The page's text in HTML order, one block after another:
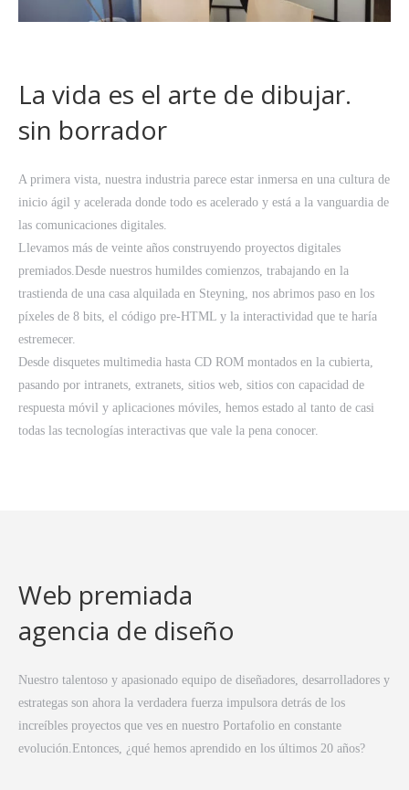
La vida es el arte de dibujar.
sin borrador
A primera vista, nuestra industria parece estar inmersa en una cultura de
inicio ágil y acelerada donde todo es acelerado y está a la vanguardia de
las comunicaciones digitales.
Llevamos más de veinte años construyendo proyectos digitales
premiados.Desde nuestros humildes comienzos, trabajando en la
trastienda de una casa alquilada en Steyning, nos abrimos paso en los
píxeles de 8 bits, el código pre-HTML y la interactividad que te haría
estremecer.
Desde disquetes multimedia hasta CD ROM montados en la cubierta,
pasando por intranets, extranets, sitios web, sitios con capacidad de
respuesta móvil y aplicaciones móviles, hemos estado al tanto de casi
todas las tecnologías interactivas que vale la pena conocer.
Web premiada
agencia de diseño
Nuestro talentoso y apasionado equipo de diseñadores, desarrolladores y
estrategas son ahora la verdadera fuerza impulsora detrás de los
increíbles proyectos que ves en nuestro Portafolio en constante
evolución.Entonces, ¿qué hemos aprendido en los últimos 20 años?